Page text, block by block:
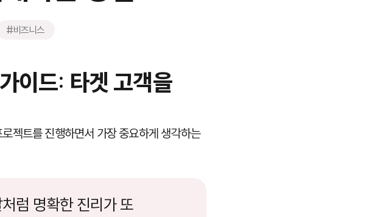
#비즈니스
이드: 타겟 고객을
젝트를 진행하면서 가장 중요하게 생각하는
럼 명확한 진리가 또